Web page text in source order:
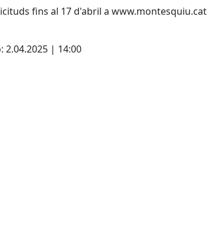
fins al 17 d'abril a www.montesquiu.cat
2.04.2025 | 14:00